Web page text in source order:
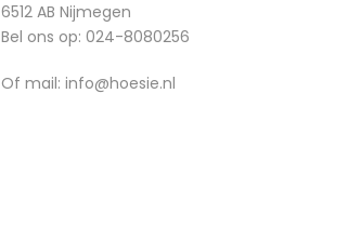
6512 AB Nijmegen
Bel ons op: 024-8080256
Of mail: info@hoesie.nl